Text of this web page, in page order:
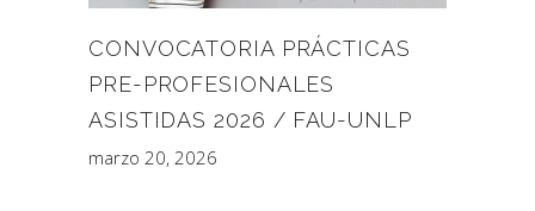
CONVOCATORIA PRÁCTICAS
PRE-PROFESIONALES
ASISTIDAS 2026 / FAU-UNLP
marzo 20, 2026